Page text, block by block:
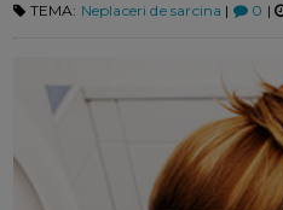
TEMA: Neplaceri de sarcina | 0 |